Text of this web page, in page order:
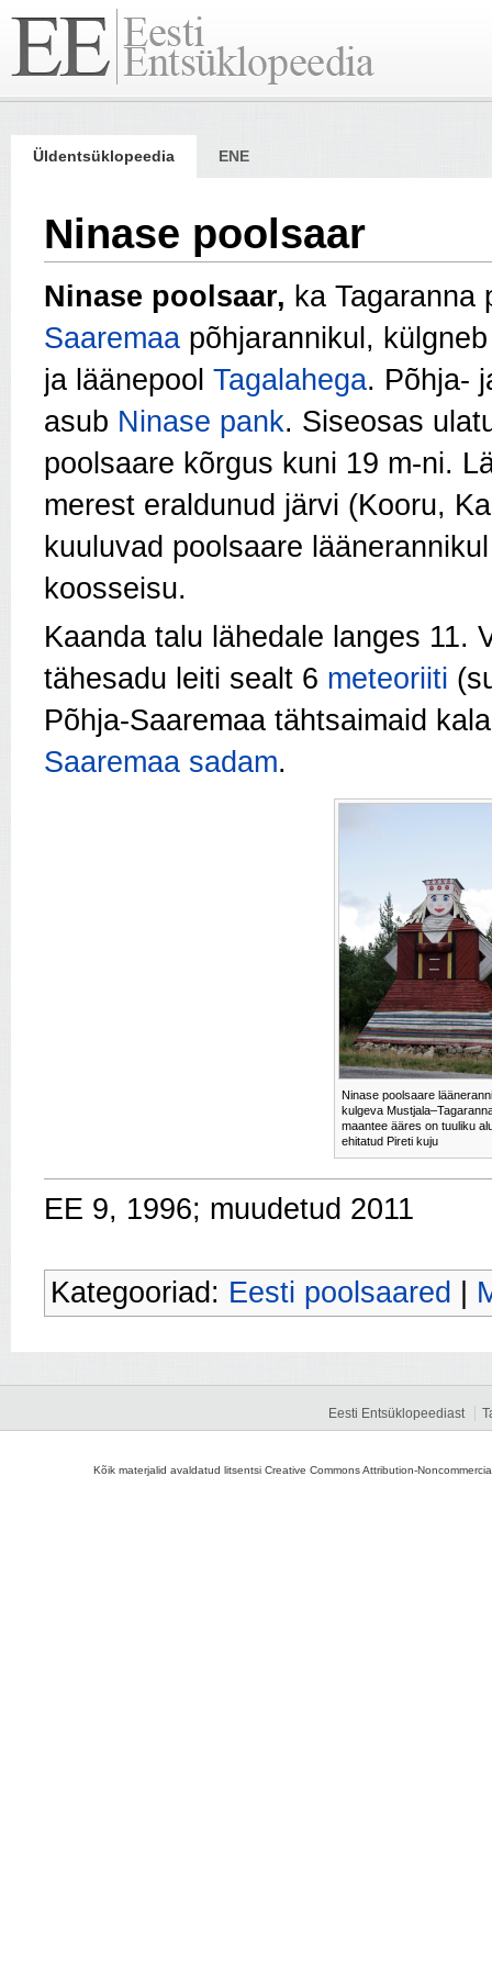
Üldentsüklopeedia ENE
Ninase poolsaar
Ninase poolsaar, ka Tagaranna
Saaremaa põhjarannikul,
ja läänepool Tagalahega. Põhja-
asub Ninase pank. Siseosas
poolsaare kõrgus kuni 19 m-ni.
merest eraldunud järvi (Kooru,
kuuluvad poolsaare
koosseisu.
Kaanda talu lähedale langes 11.
tähesadu leiti sealt 6 meteoriiti
Põhja-Saaremaa tähtsaimaid
Saaremaa sadam.
Ninase poolsaare
kulgeva
maantee ääres on tuuliku
ehitatud Pireti kuju
EE 9, 1996; muudetud 2011
Kategooriad: Eesti poolsaared
Eesti Entsüklopeediast
Kõik materjalid avaldatud litsentsi Creative Commons Attribution-